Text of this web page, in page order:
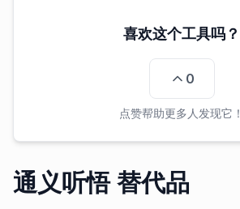
喜欢这个工具吗？
0
点赞帮助更多人发现它！
通义听悟 替代品